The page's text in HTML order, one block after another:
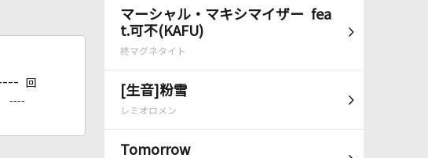
マーシャル・マキシマイザー fea
t.可不(KAFU)
柊マグネタイト
[生音]粉雪
レミオロメン
Tomorrow
回
----